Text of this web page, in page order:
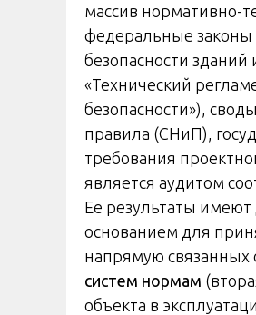
массив нормативно-
федеральные законы
безопасности
«Технический
безопасности»),
правила (СНиП),
требования
является аудитом
Ее результаты имеют
основанием для
напрямую связанных
систем нормам
объекта в